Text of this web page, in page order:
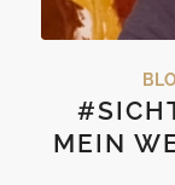
MEIN